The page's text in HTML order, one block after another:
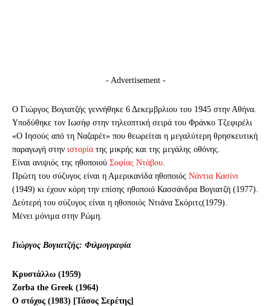
- Advertisement -
Ο Γιώργος Βογιατζής γεννήθηκε 6 Δεκεμβρλιου του 1945 στην Αθήνα.
Υποδύθηκε τον Ιωσήφ στην τηλεοπτική σειρά του Φράνκο Τζεφιρέλι
«Ο Ιησούς από τη Ναζαρέτ» που θεωρείται η μεγαλύτερη θρησκευτική
παραγωγή στην ιστορία της μικρής και της μεγάλης οθόνης.
Είναι ανιψιός της ηθοποιού Σοφίας Ντάβου
Πρώτη του σύζυγος είναι η Αμερικανίδα ηθοποιός Νάντια Κασίνι
(1949) κι έχουν κόρη την επίσης ηθοποιό Κασσάνδρα Βογιατζή (1977).
Δεύτερή του σύζυγος είναι η ηθοποιός Ντιάνα Σκόριτς(1979).
Μένει μόνιμα στην Ρώμη.
Γιώργος Βογιατζής: Φιλμογραφία
Κρυστάλλω (1959)
Zorba the Greek (1964)
Ο στόχος (1983) [Τάσος Σερέτης]